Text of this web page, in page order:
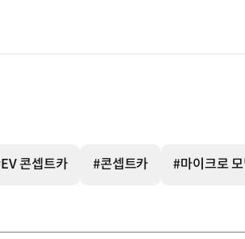
콘셉트카 #콘셉트카 #마이크로